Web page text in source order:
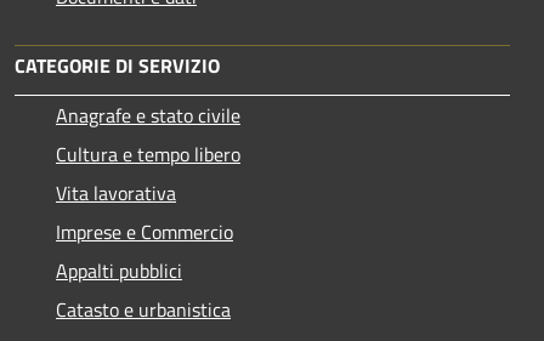
CATEGORIE DI SERVIZIO
Anagrafe e stato civile
Cultura e tempo libero
Vita lavorativa
Imprese e Commercio
Appalti pubblici
Catasto e urbanistica